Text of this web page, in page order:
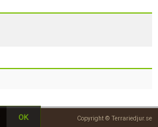
Copyright © Terrariedjur.se
OK